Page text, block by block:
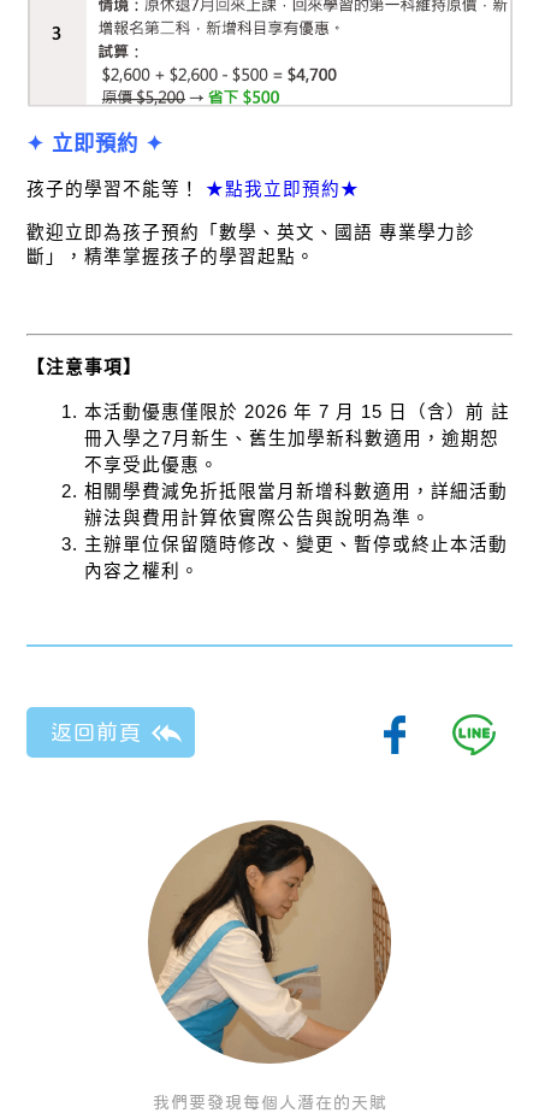
✦ 立即預約 ✦
孩子的學習不能等！ ★點我立即預約★
歡迎立即為孩子預約「數學、英文、國語 專業學力診
斷」，精準掌握孩子的學習起點。
【注意事項】
本活動優惠僅限於 2026 年 7 月 15 日（含）前 註
冊入學之7月新生、舊生加學新科數適用，逾期恕
不享受此優惠。
相關學費減免折抵限當月新增科數適用，詳細活動
辦法與費用計算依實際公告與說明為準。
主辦單位保留隨時修改、變更、暫停或終止本活動
內容之權利。
我們要發現每個人潛在的天賦